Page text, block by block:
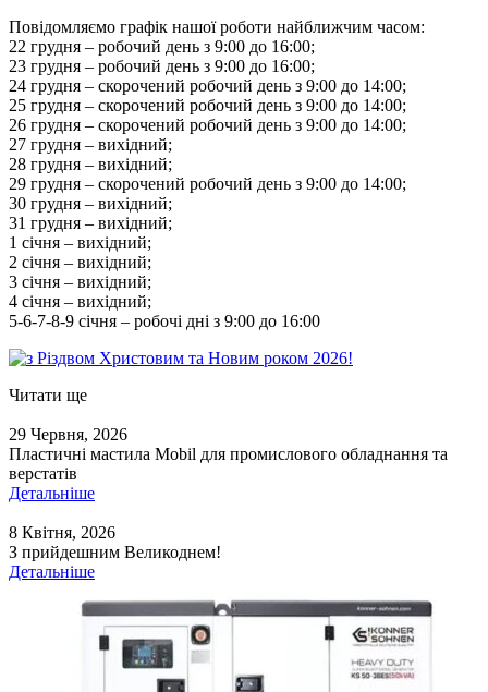
Повідомляємо графік нашої роботи найближчим часом:
22 грудня – робочий день з 9:00 до 16:00;
23 грудня – робочий день з 9:00 до 16:00;
24 грудня – скорочений робочий день з 9:00 до 14:00;
25 грудня – скорочений робочий день з 9:00 до 14:00;
26 грудня – скорочений робочий день з 9:00 до 14:00;
27 грудня – вихідний;
28 грудня – вихідний;
29 грудня – скорочений робочий день з 9:00 до 14:00;
30 грудня – вихідний;
31 грудня – вихідний;
1 січня – вихідний;
2 січня – вихідний;
3 січня – вихідний;
4 січня – вихідний;
5-6-7-8-9 січня – робочі дні з 9:00 до 16:00
Читати ще
29 Червня, 2026
Пластичні мастила Mobil для промислового обладнання та
верстатів
Детальніше
8 Квітня, 2026
З прийдешним Великоднем!
Детальніше